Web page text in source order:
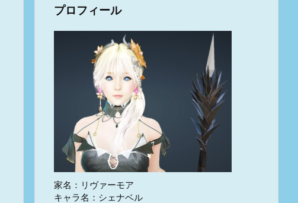
プロフィール
家名：リヴァーモア
キャラ名：シェナベル